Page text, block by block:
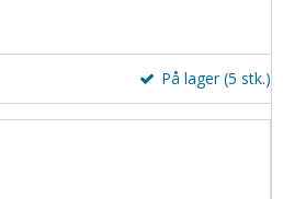
På lager (5 stk.)